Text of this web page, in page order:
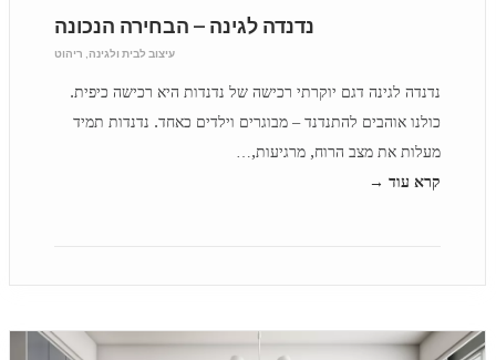
נדנדה לגינה – הבחירה הנכונה
עיצוב לבית ולגינה, ריהוט
נדנדה לגינה דגם יוקרתי רכישה של נדנדות היא רכישה כיפית.
כולנו אוהבים להתנדנד – מבוגרים וילדים כאחד. נדנדות תמיד
מעלות את מצב הרוח, מרגיעות,…
קרא עוד →